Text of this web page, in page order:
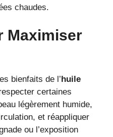
chaudes.
Maximiser
bienfaits de l’ huile
certaines
légèrement humide,
et réappliquer
ou l’exposition